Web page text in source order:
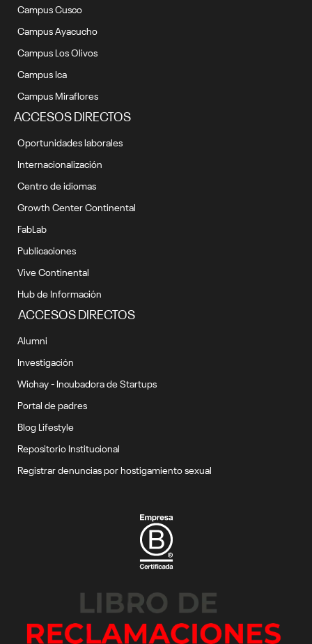
Campus Cusco
Campus Ayacucho
Campus Los Olivos
Campus Ica
Campus Miraflores
ACCESOS DIRECTOS
Oportunidades laborales
Internacionalización
Centro de idiomas
Growth Center Continental
FabLab
Publicaciones
Vive Continental
Hub de Información
ACCESOS DIRECTOS
Alumni
Investigación
Wichay - Incubadora de Startups
Portal de padres
Blog Lifestyle
Repositorio Institucional
Registrar denuncias por hostigamiento sexual